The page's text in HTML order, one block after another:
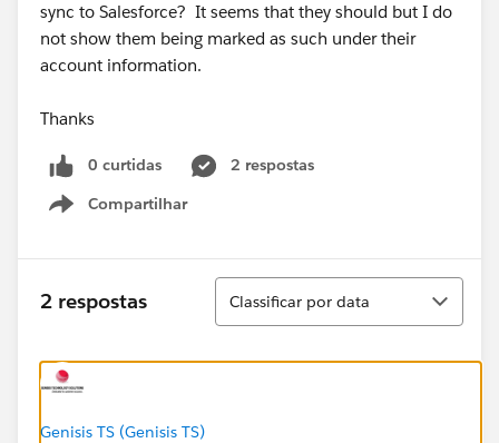
sync to Salesforce? It seems that they should but I do
not show them being marked as such under their
account information.
Thanks
0 curtidas
2 respostas
Compartilhar
Show menu
2 respostas
Classificar
Classificar por data
Genisis TS (Genisis TS)